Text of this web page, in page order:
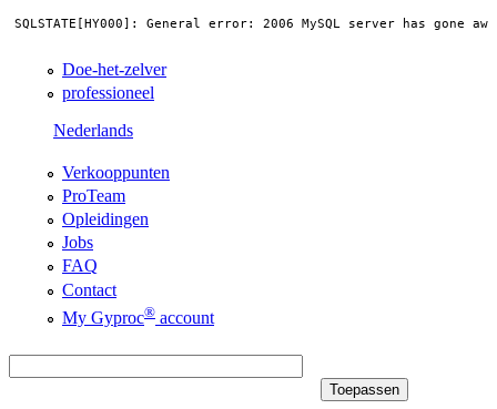
Doe-het-zelver
professioneel
Nederlands
Verkooppunten
ProTeam
Opleidingen
Jobs
FAQ
Contact
My Gyproc® account